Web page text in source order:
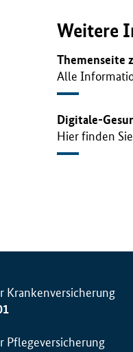
Weitere
Themenseite
Alle
Digitale-
Hier finden
Krankenversicherung
Pflegeversicherung